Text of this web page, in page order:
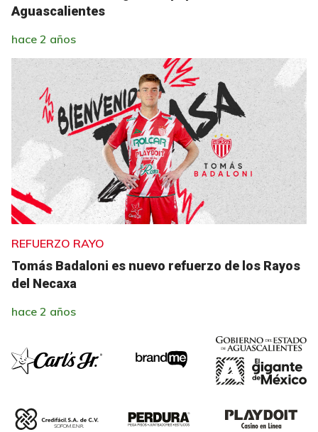
Aguascalientes
hace 2 años
REFUERZO RAYO
Tomás Badaloni es nuevo refuerzo de los Rayos
del Necaxa
hace 2 años